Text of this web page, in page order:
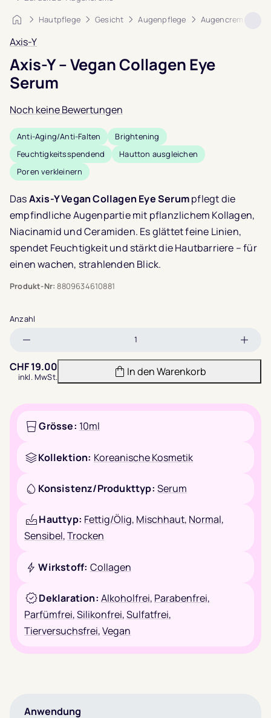
Startseite
Hautpflege Gesicht Augenpflege Augencreme
Axis-Y
Axis-Y – Vegan Collagen Eye
Serum
Noch keine Bewertungen
Anti-Aging/Anti-Falten
Brightening
Feuchtigkeitsspendend
Hautton ausgleichen
Poren verkleinern
DasAxis-Y Vegan Collagen Eye Serumpflegt die
empfindliche Augenpartie mit pflanzlichem Kollagen,
Niacinamid und Ceramiden. Es glättet feine Linien,
spendet Feuchtigkeit und stärkt die Hautbarriere – für
einen wachen, strahlenden Blick.
Produkt-Nr: 8809634610881
Anzahl
verringern
CHF19.00
inkl. MwSt. In den Warenkorb
Grösse: 10ml
Kollektion: Koreanische Kosmetik
Konsistenz/Produkttyp: Serum
Hauttyp: Fettig/Ölig, Mischhaut, Normal,
Sensibel,Trocken
Wirkstoff: Collagen
Deklaration: Alkoholfrei, Parabenfrei,
Parfümfrei,Silikonfrei,Sulfatfrei,
Tierversuchsfrei,Vegan
Anwendung